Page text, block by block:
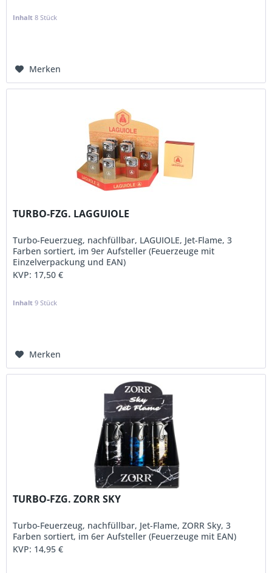
Inhalt8 Stück
Merken
TURBO-FZG. LAGGUIOLE
Turbo-Feuerzueg, nachfüllbar, LAGUIOLE, Jet-Flame, 3
Farben sortiert, im 9er Aufsteller (Feuerzeuge mit
Einzelverpackung und EAN)
KVP: 17,50 €
Inhalt9 Stück
Merken
TURBO-FZG. ZORR SKY
Turbo-Feuerzeug, nachfüllbar, Jet-Flame, ZORR Sky, 3
Farben sortiert, im 6er Aufsteller (Feuerzeuge mit EAN)
KVP: 14,95 €